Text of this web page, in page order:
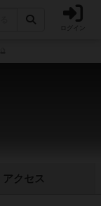
ログイン
アクセス